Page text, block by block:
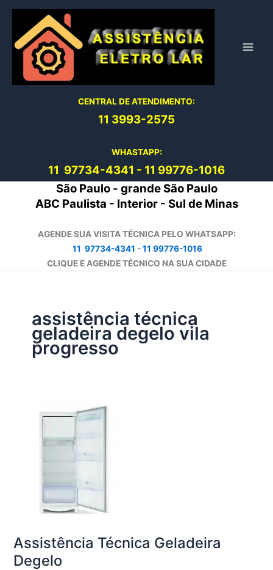
conteúdo
CENTRAL DE ATENDIMENTO:
11 3993-2575
WHASTAPP:
11 97734-4341 - 11 99776-1016
São Paulo - grande São Paulo
ABC Paulista - Interior - Sul de Minas
AGENDE SUA VISITA TÉCNICA PELO WHATSAPP:
11 97734-4341 -11 99776-1016
CLIQUE E AGENDE TÉCNICO NA SUA CIDADE
assistência técnica
geladeira degelo vila
progresso
Assistência Técnica Geladeira
Degelo